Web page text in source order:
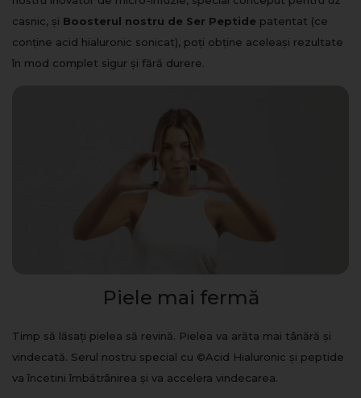
casnic, și Boosterul nostru de Ser Peptide patentat (ce
conține acid hialuronic sonicat), poți obține aceleași rezultate
în mod complet sigur și fără durere.
Piele mai fermă
Timp să lăsați pielea să revină. Pielea va arăta mai tânără și
vindecată. Serul nostru special cu ©Acid Hialuronic și peptide
va încetini îmbătrânirea și va accelera vindecarea.